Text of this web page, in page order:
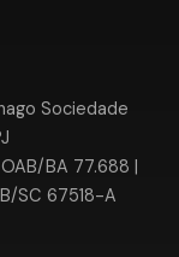
Sociedade
BA 77.688 |
SC 67518-A